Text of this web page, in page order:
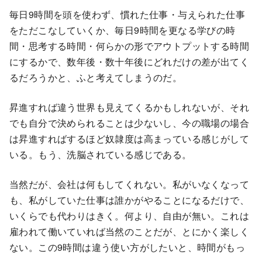
毎日9時間を頭を使わず、慣れた仕事・与えられた仕事
をただこなしていくか、毎日9時間を更なる学びの時
間・思考する時間・何らかの形でアウトプットする時間
にするかで、数年後・数十年後にどれだけの差が出てく
るだろうかと、ふと考えてしまうのだ。
昇進すれば違う世界も見えてくるかもしれないが、それ
でも自分で決められることは少ないし、今の職場の場合
は昇進すればするほど奴隷度は高まっている感じがして
いる。もう、洗脳されている感じである。
当然だが、会社は何もしてくれない。私がいなくなって
も、私がしていた仕事は誰かがやることになるだけで、
いくらでも代わりはきく。何より、自由が無い。これは
雇われて働いていれば当然のことだが、とにかく楽しく
ない。この9時間は違う使い方がしたいと、時間がもっ